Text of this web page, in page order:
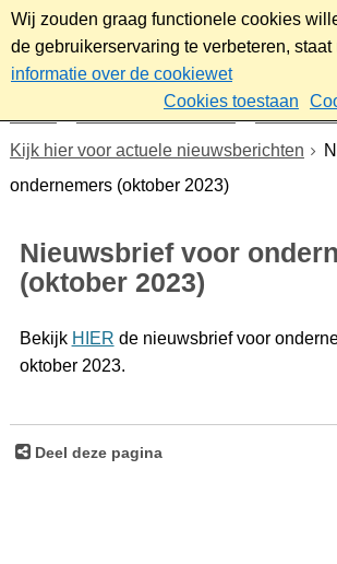
Wij zouden graag functionele cookies
de gebruikerservaring te verbeteren, staat
informatie over de cookiewet
Cookies toestaan
Werk & ondernemen
Kijk hier voor actuele nieuwsberichten
ondernemers (oktober 2023)
Nieuwsbrief voor
(oktober 2023)
Bekijk HIER de nieuwsbrief voor
oktober 2023.
Deel deze pagina